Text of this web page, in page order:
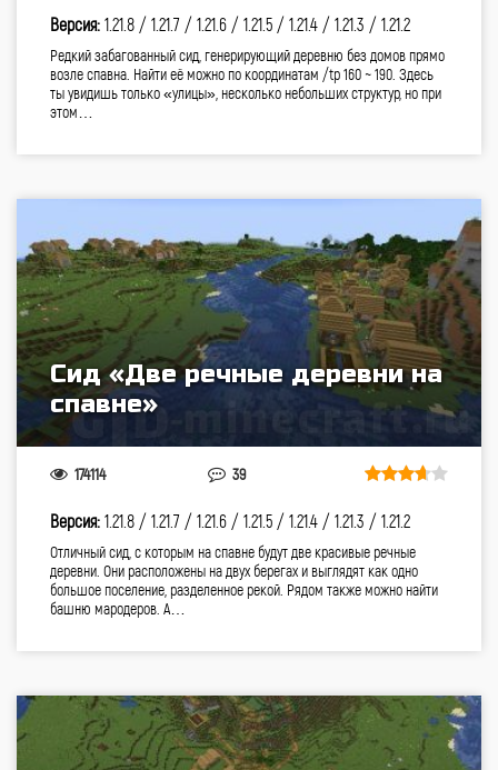
Версия: 1.21.8 / 1.21.7 / 1.21.6 / 1.21.5 / 1.21.4 / 1.21.3 / 1.21.2
Редкий забагованный сид, генерирующий деревню без домов прямо
возле спавна. Найти её можно по координатам /tp 160 ~ 190. Здесь
ты увидишь только «улицы», несколько небольших структур, но при
этом…
Сид «Две речные деревни на
спавне»
174114 39
Версия: 1.21.8 / 1.21.7 / 1.21.6 / 1.21.5 / 1.21.4 / 1.21.3 / 1.21.2
Отличный сид, с которым на спавне будут две красивые речные
деревни. Они расположены на двух берегах и выглядят как одно
большое поселение, разделенное рекой. Рядом также можно найти
башню мародеров. А…